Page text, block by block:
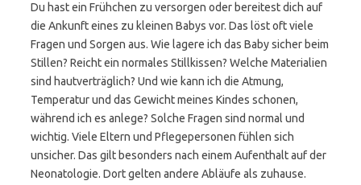
Du hast ein Frühchen zu versorgen oder bereitest dich auf
die Ankunft eines zu kleinen Babys vor. Das löst oft viele
Fragen und Sorgen aus. Wie lagere ich das Baby sicher beim
Stillen? Reicht ein normales Stillkissen? Welche Materialien
sind hautverträglich? Und wie kann ich die Atmung,
Temperatur und das Gewicht meines Kindes schonen,
während ich es anlege? Solche Fragen sind normal und
wichtig. Viele Eltern und Pflegepersonen fühlen sich
unsicher. Das gilt besonders nach einem Aufenthalt auf der
Neonatologie. Dort gelten andere Abläufe als zuhause.